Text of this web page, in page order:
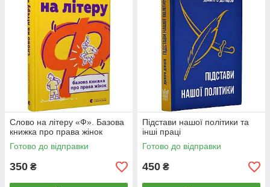
Слово на літеру «Ф». Базова
книжка про права жінок
Готово до відправки
350 ₴
Підстави нашої політики та
інші праці
Готово до відправки
450 ₴